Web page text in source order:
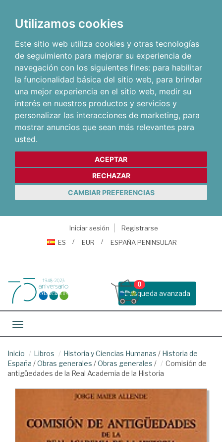
Utilizamos cookies
Este sitio web utiliza cookies y otras tecnologías
de seguimiento para mejorar su experiencia de
navegación con los siguientes fines: para habilitar
la funcionalidad básica del sitio web, para brindar
una mejor experiencia en el sitio web, medir su
interés en nuestros productos y servicios y
personalizar las interacciones de marketing, para
mostrar anuncios que sean más relevantes para
usted.
ACEPTAR
RECHAZAR
CAMBIAR PREFERENCIAS
Iniciar sesión
Registrarse
ES
EUR ESPAÑA PENINSULAR
Busqueda avanzada
0
Toggle navigation
Inicio Libros Historia y Ciencias Humanas / Historia de
España /Obras generales /Obras generales /
Comisión de
antigüedades de la Real Academia de la Historia